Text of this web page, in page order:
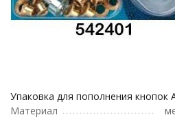
Упаковка для пополнения кнопок
Материал